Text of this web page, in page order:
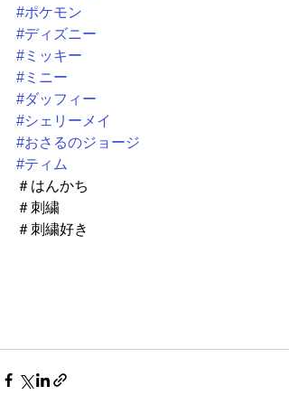
#ポケモン
#ディズニー
#ミッキー
#ミニー
#ダッフィー
#シェリーメイ
#おさるのジョージ
#ティム
＃はんかち
＃刺繍
＃刺繍好き